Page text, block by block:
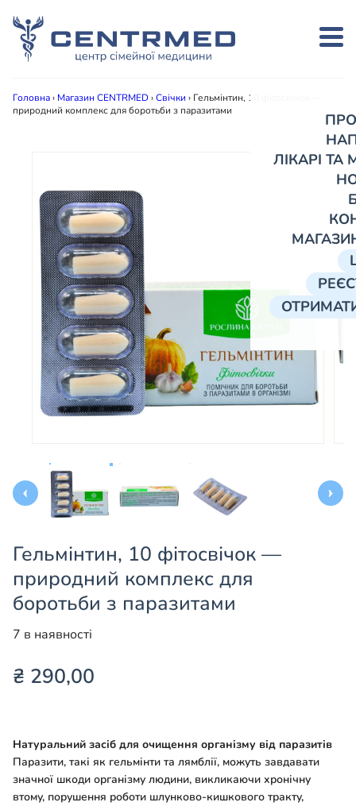
ЛІКАРІ
Головна› Магазин CENTRMED›Свічки › Гельмінтин, 10 фітосвічок —
природний комплекс для боротьби з паразитами
Гельмінтин, 10 фітосвічок —
природний комплекс для
боротьби з паразитами
7 в наявності
₴ 290,00
Натуральний засіб для очищення організму від паразитів
Паразити, такі як гельмінти та лямблії, можуть завдавати
значної шкоди організму людини, викликаючи хронічну
втому, порушення роботи шлунково-кишкового тракту,